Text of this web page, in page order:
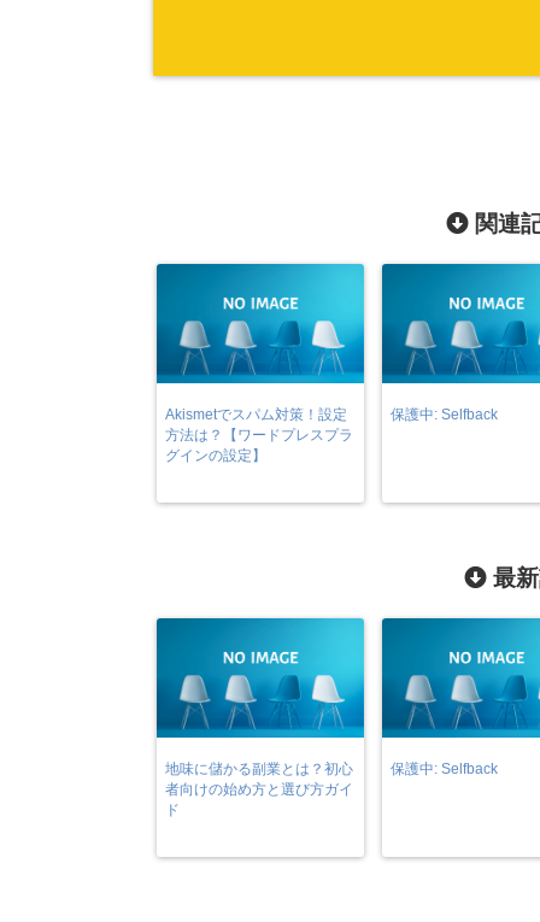
関連
Akismetでスパム対策！設定
方法は？【ワードプレスプラ
グインの設定】
保護中: Selfback
最
地味に儲かる副業とは？初心
者向けの始め方と選び方ガイ
ド
保護中: Selfback